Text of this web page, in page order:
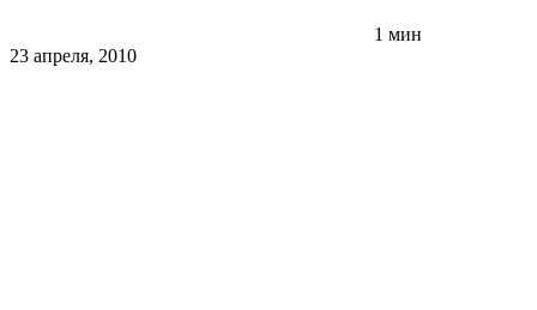
1 мин
23 апреля, 2010